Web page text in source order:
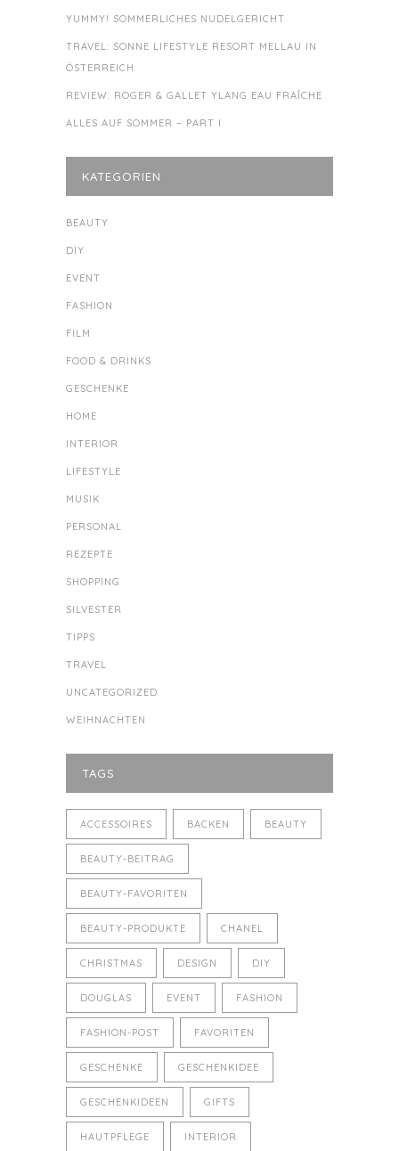
YUMMY! SOMMERLICHES NUDELGERICHT
TRAVEL: SONNE LIFESTYLE RESORT MELLAU IN
ÖSTERREICH
REVIEW: ROGER & GALLET YLANG EAU FRAÎCHE
ALLES AUF SOMMER – PART I
KATEGORIEN
BEAUTY
DIY
EVENT
FASHION
FILM
FOOD & DRINKS
GESCHENKE
HOME
INTERIOR
LIFESTYLE
MUSIK
PERSONAL
REZEPTE
SHOPPING
SILVESTER
TIPPS
TRAVEL
UNCATEGORIZED
WEIHNACHTEN
TAGS
ACCESSOIRES BACKEN BEAUTY
BEAUTY-BEITRAG
BEAUTY-FAVORITEN
BEAUTY-PRODUKTE CHANEL
CHRISTMAS DESIGN DIY
DOUGLAS EVENT FASHION
FASHION-POST FAVORITEN
GESCHENKE GESCHENKIDEE
GESCHENKIDEEN GIFTS
HAUTPFLEGE INTERIOR